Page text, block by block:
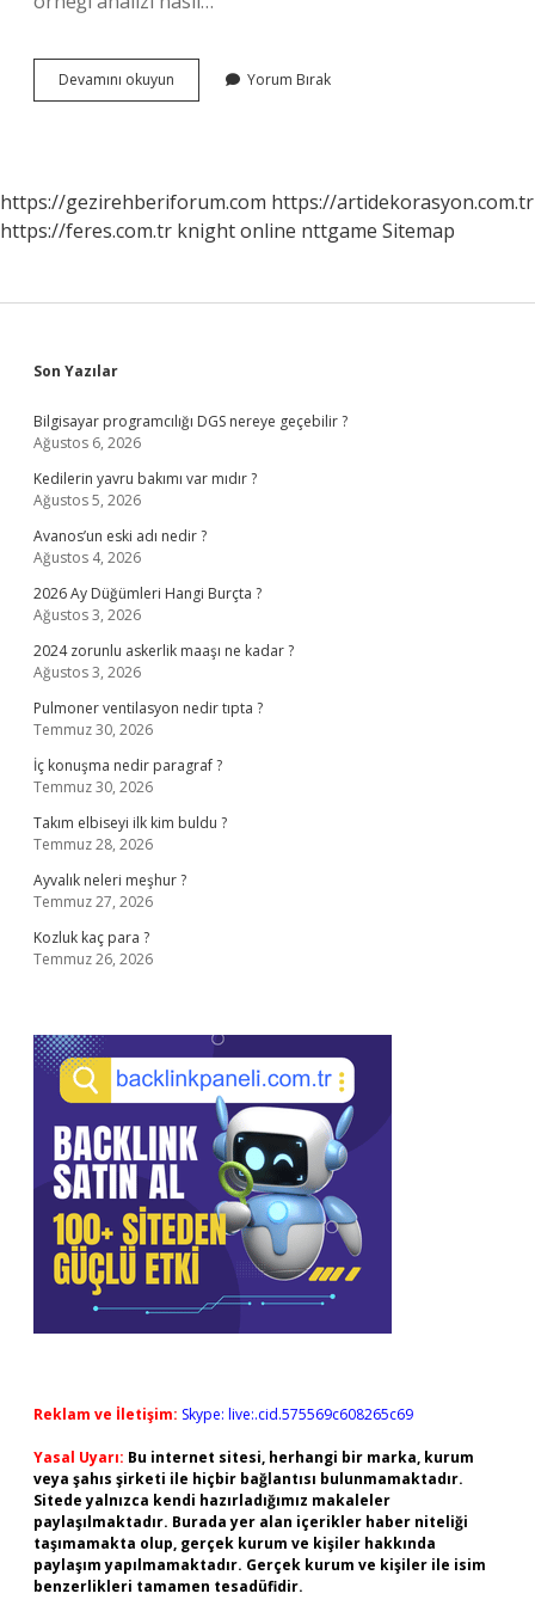
Devamını okuyun
Örneği
Yorum Bırak
https://gezirehberiforum.com https://artidekorasyon.com.tr
https://feres.com.tr knight online nttgame Sitemap
Sidebar
Son Yazılar
Bilgisayar programcılığı DGS nereye geçebilir ?
Ağustos 6, 2026
Kedilerin yavru bakımı var mıdır ?
Ağustos 5, 2026
Avanos’un eski adı nedir ?
Ağustos 4, 2026
2026 Ay Düğümleri Hangi Burçta ?
Ağustos 3, 2026
2024 zorunlu askerlik maaşı ne kadar ?
Ağustos 3, 2026
Pulmoner ventilasyon nedir tıpta ?
Temmuz 30, 2026
İç konuşma nedir paragraf ?
Temmuz 30, 2026
Takım elbiseyi ilk kim buldu ?
Temmuz 28, 2026
Ayvalık neleri meşhur ?
Temmuz 27, 2026
Kozluk kaç para ?
Temmuz 26, 2026
Reklam ve İletişim: Skype: live:.cid.575569c608265c69
Yasal Uyarı: Bu internet sitesi, herhangi bir marka, kurum
veya şahıs şirketi ile hiçbir bağlantısı bulunmamaktadır.
Sitede yalnızca kendi hazırladığımız makaleler
paylaşılmaktadır. Burada yer alan içerikler haber niteliği
taşımamakta olup, gerçek kurum ve kişiler hakkında
paylaşım yapılmamaktadır. Gerçek kurum ve kişiler ile isim
benzerlikleri tamamen tesadüfidir.